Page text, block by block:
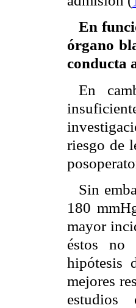
En
órgano
conducta
En
riesgo de
Sin
180
mayor
éstos no
hipótesis
mejores
estudios